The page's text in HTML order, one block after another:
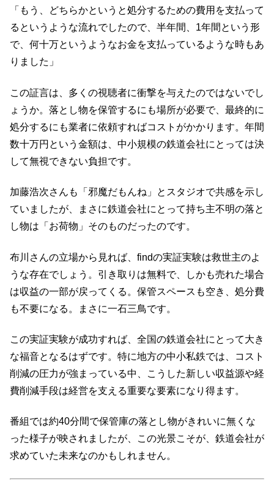
「もう、どちらかというと処分するための費用を支払って
るというような流れでしたので、半年間、1年間という形
で、何十万というようなお金を支払っているような時もあ
りました」
この証言は、多くの視聴者に衝撃を与えたのではないでし
ょうか。落とし物を保管するにも場所が必要で、最終的に
処分するにも業者に依頼すればコストがかかります。年間
数十万円という金額は、中小規模の鉄道会社にとっては決
して無視できない負担です。
加藤浩次さんも「邪魔だもんね」とスタジオで共感を示し
ていましたが、まさに鉄道会社にとって持ち主不明の落と
し物は「お荷物」そのものだったのです。
布川さんの立場から見れば、findの実証実験は救世主のよ
うな存在でしょう。引き取りは無料で、しかも売れた場合
は収益の一部が戻ってくる。保管スペースも空き、処分費
も不要になる。まさに一石三鳥です。
この実証実験が成功すれば、全国の鉄道会社にとって大き
な福音となるはずです。特に地方の中小私鉄では、コスト
削減の圧力が強まっている中、こうした新しい収益源や経
費削減手段は経営を支える重要な要素になり得ます。
番組では約40分間で保管庫の落とし物がきれいに無くな
った様子が映されましたが、この光景こそが、鉄道会社が
求めていた未来なのかもしれません。